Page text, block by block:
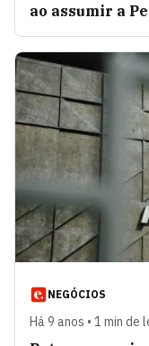
ao assumir a
NEGÓCIOS
Há 9 anos • 1 min de